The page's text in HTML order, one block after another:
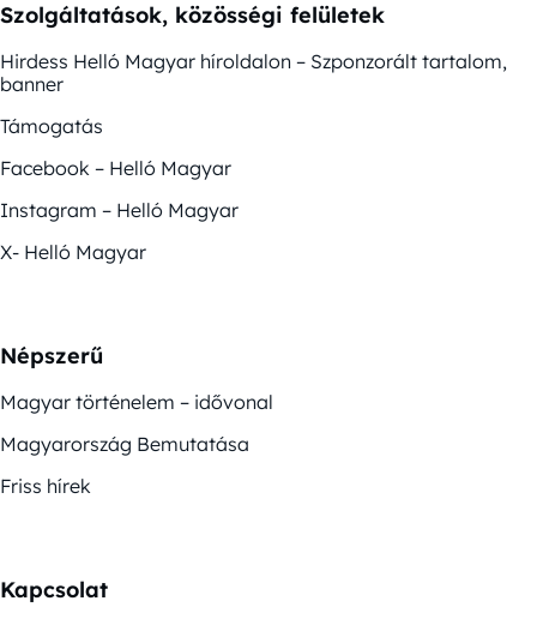
Szolgáltatások, közösségi felületek
Hirdess Helló Magyar híroldalon – Szponzorált tartalom,
banner
Támogatás
Facebook – Helló Magyar
Instagram – Helló Magyar
X- Helló Magyar
Népszerű
Magyar történelem – idővonal
Magyarország Bemutatása
Friss hírek
Kapcsolat